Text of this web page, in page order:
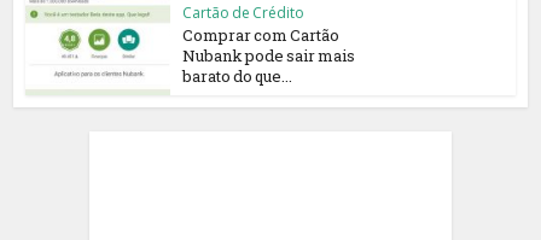
Cartão de Crédito
Comprar com Cartão
Nubank pode sair mais
barato do que...